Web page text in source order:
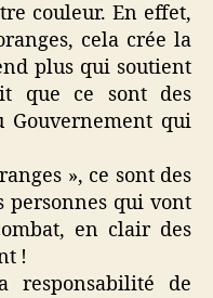
couleur. En effet,
cela crée la
plus qui soutient
que ce sont des
Gouvernement qui
», ce sont des
personnes qui vont
en clair des
!
responsabilité de